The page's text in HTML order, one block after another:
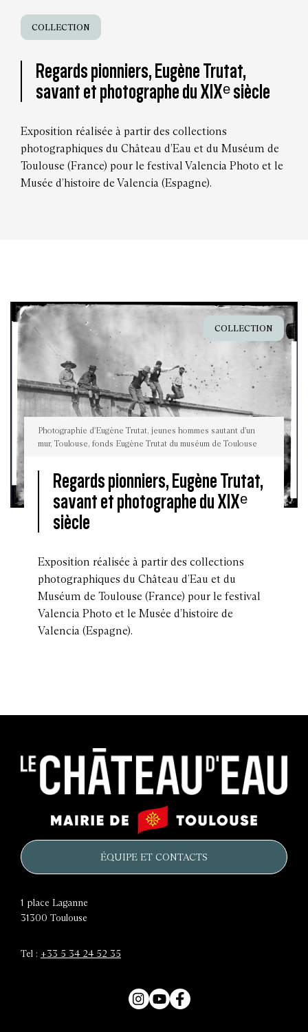
COLLECTION
Regards pionniers, Eugène Trutat,
savant et photographe du XIXᵉ siècle
Exposition réalisée à partir des collections
photographiques du Château d’Eau et du Muséum de
Toulouse (France) pour le festival Valencia Photo et le
Musée d’histoire de Valencia (Espagne).
COLLECTION
Photographie
sautant
Toulouse,
Eugène
muséum
Photographie d'Eugène Trutat, jeunes hommes sautant d'un
mur, Toulouse, fonds Eugène Trutat du muséum de Toulouse
Regards pionniers, Eugène Trutat,
savant et photographe du XIXᵉ
siècle
Exposition réalisée à partir des collections
photographiques du Château d’Eau et du
Muséum de Toulouse (France) pour le festival
Valencia Photo et le Musée d’histoire de
Valencia (Espagne).
château
d'eau
Mairie
de
ÉQUIPE ET CONTACTS
1 place Laganne
31300 Toulouse
Tel : +33 5 34 24 52 35
Instagram
YouTubeFacebook